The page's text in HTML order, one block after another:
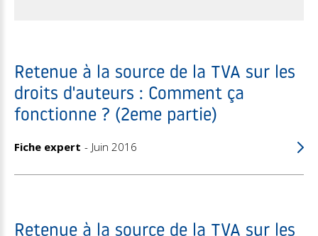
Retenue à la source de la TVA sur les
droits d'auteurs : Comment ça
fonctionne ? (2eme partie)
Fiche expert Juin 2016
Retenue à la source de la TVA sur les